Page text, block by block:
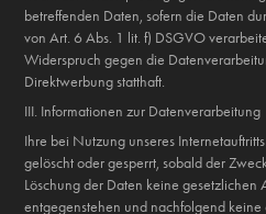
betreffenden Daten, sofern die Daten
von Art. 6 Abs. 1 lit. f) DSGVO
Widerspruch gegen die
Direktwerbung statthaft.
III. Informationen zur Datenverarbeitung
Ihre bei Nutzung unseres
gelöscht oder gesperrt, sobald der
Löschung der Daten keine gesetzlichen
entgegenstehen und nachfolgend